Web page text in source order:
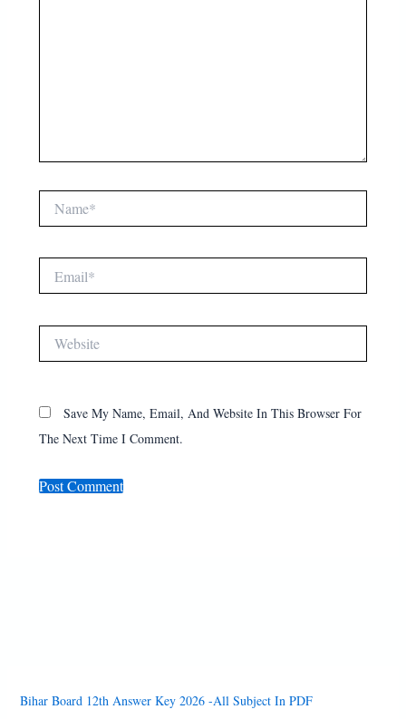
Save My Name, Email, And Website In This Browser For
The Next Time I Comment.
Bihar Board 12th Answer Key 2026 -All Subject In PDF